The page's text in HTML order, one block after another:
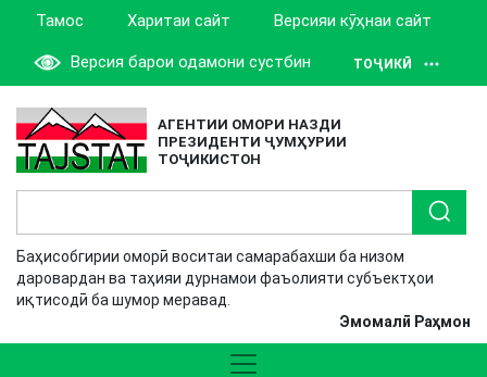
Тамос Харитаи сайт Версияи кӯҳнаи сайт
Версия барои одамони сустбин ТОҶИКӢ
АГЕНТИИ ОМОРИ НАЗДИ
ПРЕЗИДЕНТИ ҶУМҲУРИИ
ТОҶИКИСТОН
Баҳисобгирии оморӣ воситаи самарабахши ба низом
даровардан ва таҳияи дурнамои фаъолияти субъектҳои
иқтисодӣ ба шумор меравад.
Эмомалӣ Раҳмон